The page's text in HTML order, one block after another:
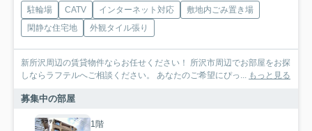
駐輪場 CATV インターネット対応
敷地内ごみ置き場
閑静な住宅地
外観タイル張り
新所沢周辺の賃貸物件ならお任せください！ 所沢市周辺でお部屋をお探
しならラフテルへご相談ください。 あなたのご希望にぴっ... もっと見る
募集中の部屋
1階